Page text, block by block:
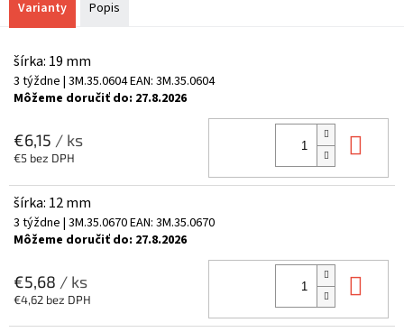
Varianty Popis
šírka: 19 mm
3 týždne | 3M.35.0604EAN: 3M.35.0604
Môžeme doručiť do: 27.8.2026
€6,15 / ks
€5 bez DPH
šírka: 12 mm
3 týždne | 3M.35.0670EAN: 3M.35.0670
Môžeme doručiť do: 27.8.2026
€5,68 / ks
€4,62 bez DPH